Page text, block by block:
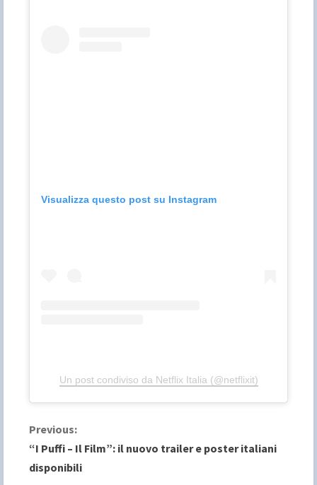
Visualizza questo post su Instagram
Un post condiviso da Netflix Italia (@netflixit)
C
o
Previous:
“I Puffi – Il Film”: il nuovo trailer e poster italiani
disponibili